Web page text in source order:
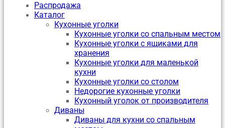
Распродажа
Каталог
Кухонные уголки
Кухонные уголки со спальным местом
Кухонные уголки с ящиками для
хранения
Кухонные уголки для маленькой
кухни
Кухонные уголки со столом
Недорогие кухонные уголки
Кухонный уголок от производителя
Диваны
Диваны для кухни со спальным